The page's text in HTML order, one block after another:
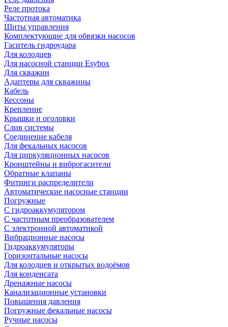
Реле протока
Частотная автоматика
Щиты управления
Комплектующие для обвязки насосов
Гаситель гидроудара
Для колодцев
Для насосной станции Esybox
Для скважин
Адаптеры для скважины
Кабель
Кессоны
Крепление
Крышки и оголовки
Слив системы
Соединение кабеля
Для фекальных насосов
Для циркуляционных насосов
Кронштейны и виброгасители
Обратные клапаны
Фитинги распределители
Автоматические насосные станции
Погружные
С гидроаккумулятором
С частотным преобразователем
С электронной автоматикой
Вибрационные насосы
Гидроаккумуляторы
Горизонтальные насосы
Для колодцев и открытых водоёмов
Для конденсата
Дренажные насосы
Канализационные установки
Повышения давления
Погружные фекальные насосы
Ручные насосы